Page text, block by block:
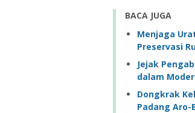
BACA JUGA
Menjaga
Preservasi
Jejak
dalam
Dongkrak
Padang Aro-